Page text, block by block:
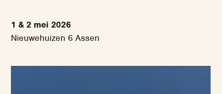
1 & 2 mei 2026
Nieuwehuizen 6 Assen